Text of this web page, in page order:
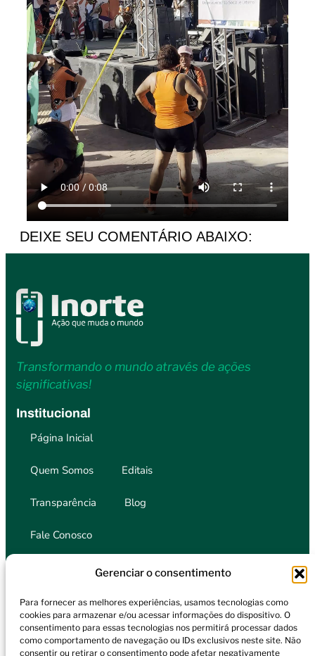
Gerenciar o consentimento
Para fornecer as melhores experiências, usamos tecnologias como
cookies para armazenar e/ou acessar informações do dispositivo. O
consentimento para essas tecnologias nos permitirá processar dados
como comportamento de navegação ou IDs exclusivos neste site. Não
consentir ou retirar o consentimento pode afetar negativamente
DEIXE SEU COMENTÁRIO ABAIXO:
Transformando o mundo através de ações
significativas!
Institucional
Página Inicial
Quem Somos Editais
Transparência Blog
Fale Conosco
Onde Atuamos
Educação
Saúde
Fale Conosco